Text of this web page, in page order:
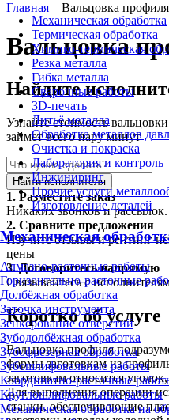
Механическая обработка
Термическая обработка
Химико-термическая
Резка металла
Гибка металла
Сварочные работы
3D-печать
Литьё металла
Обработка металлов
Очистка и покраска
Лаборатория и контроль
Инжиниринг
Прочие услуги
Изготовление деталей
Механическая
Алмазно-расточные работы
Горизонтально-расточные
Долбёжная обработка
Заточка инструмента
Зенкерование отверстий
Зубодолбёжная обработка
Зубофрезерная обработка
Зубошлифовальные работы
Координатно-расточные
Круглошлифовальные работы
Механическая обработка на
Главная—Вальцовка профиля
Вальцовка
Найдите
Узнайте стоимость
займет всего пару минут
Найти исполнителя
1. Разместите заказ
Никаких звонков и
2. Сравните предложения
Изучите отзывы и рейтинг
цены
3.Договоритесь напрямую
Связывайтесь с
Коротко об услуге
Вальцовка профиля
формы заготовкам из
заготовкам относится
Для выполнения операции
станки, обеспечивающие